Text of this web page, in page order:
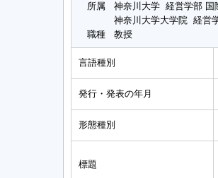
所属
神奈川大学 経営学部 国
神奈川大学大学院 経営
職種
教授
言語種別
発行・発表の年月
形態種別
標題